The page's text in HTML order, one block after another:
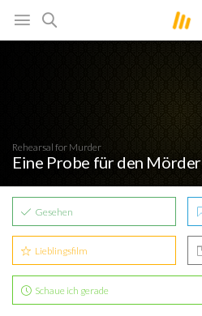
Rehearsal for Murder
Eine Probe für den Mörder
Gesehen
Lieblingsfilm
Schaue ich gerade